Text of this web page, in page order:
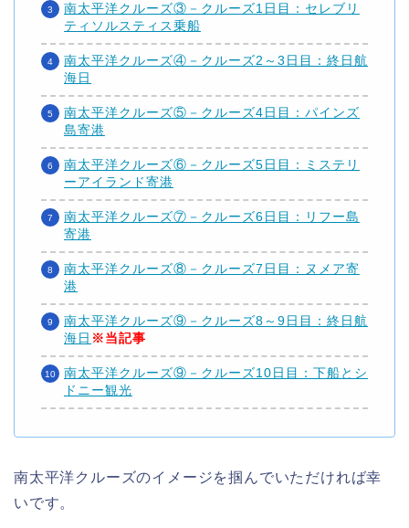
南太平洋クルーズ③－クルーズ1日目：セレブリ
ティソルスティス乗船
南太平洋クルーズ④－クルーズ2～3日目：終日航
海日
南太平洋クルーズ⑤－クルーズ4日目：パインズ
島寄港
南太平洋クルーズ⑥－クルーズ5日目：ミステリ
ーアイランド寄港
南太平洋クルーズ⑦－クルーズ6日目：リフー島
寄港
南太平洋クルーズ⑧－クルーズ7日目：ヌメア寄
港
南太平洋クルーズ⑨－クルーズ8～9日目：終日航
海日 ※当記事
南太平洋クルーズ⑨－クルーズ10日目：下船とシ
ドニー観光
南太平洋クルーズのイメージを掴んでいただければ幸
いです。